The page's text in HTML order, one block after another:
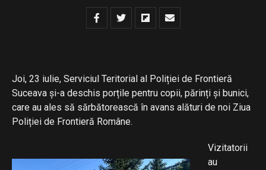
Joi, 23 iulie, Serviciul Teritorial al Poliției de Frontieră
Suceava și-a deschis porțile pentru copii, părinți și bunici,
care au ales să sărbătorească în avans alături de noi Ziua
Poliției de Frontieră Române.
Vizitatorii
au